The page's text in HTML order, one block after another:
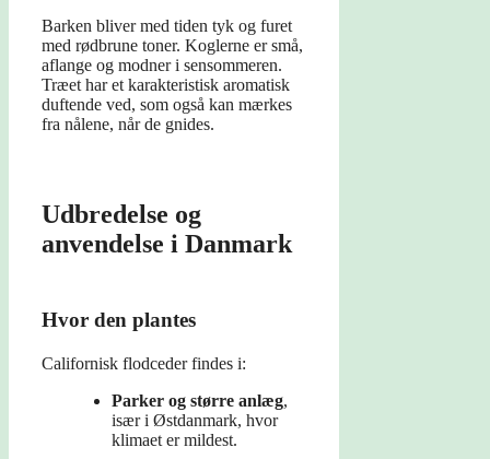
Barken bliver med tiden tyk og furet
med rødbrune toner. Koglerne er små,
aflange og modner i sensommeren.
Træet har et karakteristisk aromatisk
duftende ved, som også kan mærkes
fra nålene, når de gnides.
Udbredelse og
anvendelse i Danmark
Hvor den plantes
Californisk flodceder findes i:
Parker og større anlæg,
især i Østdanmark, hvor
klimaet er mildest.